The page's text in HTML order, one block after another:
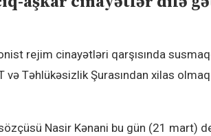
rejim cinayətləri qarşısında
və Təhlükəsizlik Şurasından xilas
Nasir Kənani bu gün (21 mart)